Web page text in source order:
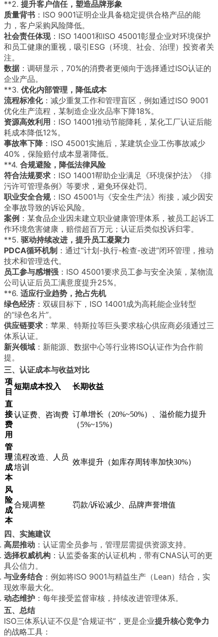
**2. 提升客户信任，塑造品牌形象
质量背书 ：ISO 9001证明企业具备稳定提供合格产品的能
力，客户采购风险降低。
社会责任体现：ISO 14001和ISO 45001彰显企业对环境保护
和员工健康的重视，吸引ESG（环境、社会、治理）投资者关
注。
数据：调研显示，70%的消费者更倾向于选择通过ISO认证的
企业产品。
**3. 优化内部管理，降低成本
流程标准化：减少重复工作和管理盲区，例如通过ISO 9001
优化生产流程，某制造企业次品率下降18%。
资源高效利用 ：ISO 14001推动节能降耗，某化工厂认证后能
耗成本降低12%。
事故率下降 ：ISO 45001实施后，某建筑企业工伤事故减少
40%，保险赔付成本显著降低。
**4. 合规避险，降低法律风险
符合法规要求 ：ISO 14001帮助企业满足《环境保护法》《排
污许可管理条例》等要求，避免环保处罚。
职业安全合规：ISO 45001与《安全生产法》衔接，减少因安
全事故导致的诉讼风险。
案例 ：某食品企业因未建立职业健康管理体系，被员工起诉工
作环境危害健康，赔偿超百万元；认证后类似投诉归零。
**5. 驱动持续改进，提升员工凝聚力
PDCA循环机制 ：通过“计划-执行-检查-改进”闭环管理，推动
技术和管理迭代。
员工参与感增强 ：ISO 45001要求员工参与安全决策，某物流
公司认证后员工满意度提升25%。
**6. 适应行业趋势，抢占先机
绿色经济 ：双碳目标下，ISO 14001成为高耗能企业转型
的“绿色名片”。
供应链要求 ：苹果、特斯拉等巨头要求核心供应商必须通过三
体系认证。
新兴领域 ：新能源、数据中心等行业将ISO认证作为合作前
提。
三、认证成本与收益对比
项
目
短期成本投入 长期收益
直
接
费
用
认证费、咨询费 订单增长（20%~50%）、溢价能力提升
（5%~15%）
管
理
成
本
流程改造、人员
培训
效率提升（如库存周转率加快30%）
风
险
成
本
合规调整 罚款/诉讼减少、品牌声誉增值
四、实施建议
高层推动 ：认证需全员参与，管理层需提供资源支持。
选择权威机构 ：认监委备案的认证机构，带有CNAS认可的更
具公信力。
与业务结合 ：例如将ISO 9001与精益生产（Lean）结合，实
现效率最大化。
动态维护 ：每年接受监督审核，持续改进管理体系。
五、总结
ISO三体系认证不仅是“合规证书”，更是企业提升核心竞争力
的战略工具：